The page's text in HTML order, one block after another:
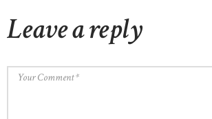
Leave a reply